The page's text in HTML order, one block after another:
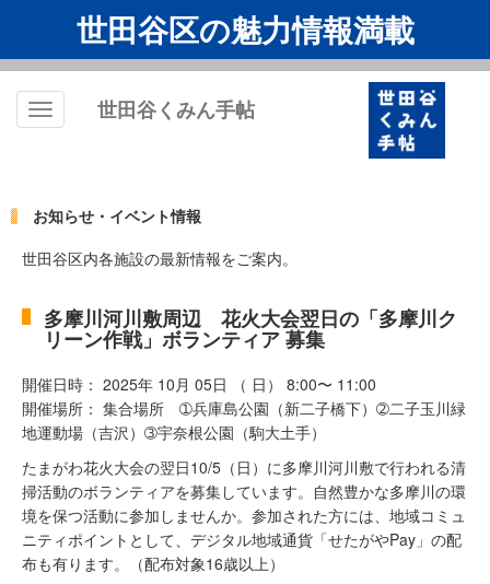
世田谷区の魅力情報満載
Toggle
世田谷くみん手帖
お知らせ・イベント情報
世田谷区内各施設の最新情報をご案内。
多摩川河川敷周辺 花火大会翌日の「多摩川ク
リーン作戦」ボランティア 募集
開催日時： 2025年 10月 05日 （ 日） 8:00〜 11:00
開催場所： 集合場所 ➀兵庫島公園（新二子橋下）➁二子玉川緑
地運動場（吉沢）➂宇奈根公園（駒大土手）
たまがわ花火大会の翌日10/5（日）に多摩川河川敷で行われる清
掃活動のボランティアを募集しています。自然豊かな多摩川の環
境を保つ活動に参加しませんか。参加された方には、地域コミュ
ニティポイントとして、デジタル地域通貨「せたがやPay」の配
布も有ります。（配布対象16歳以上）